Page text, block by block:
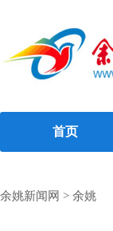
首页
余姚新闻网 > 余姚